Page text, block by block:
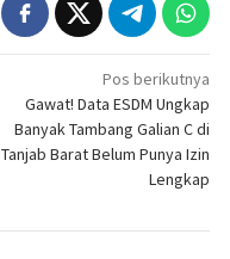
Pos berikutnya
Gawat! Data ESDM Ungkap
Banyak Tambang Galian C di
Tanjab Barat Belum Punya Izin
Lengkap